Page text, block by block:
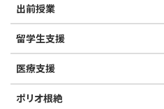
出前授業
留学生支援
医療支援
ポリオ根絶